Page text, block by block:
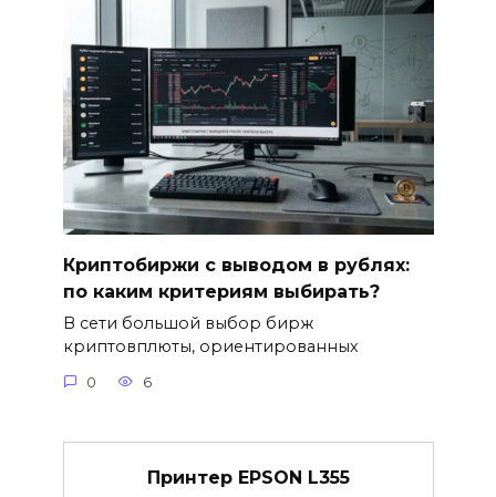
Криптобиржи с выводом в рублях:
по каким критериям выбирать?
В сети большой выбор бирж
криптовплюты, ориентированных
0 6
Принтер EPSON L355